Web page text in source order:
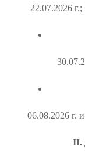
22.07.2026
06.08.2026 г.